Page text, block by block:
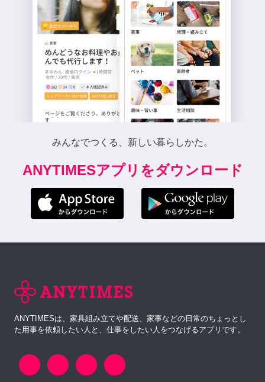
みんなでつくる、新しい暮らしかた。
ANYTIMESアプリをダウンロード
ANYTIMESは、家具組み立てや配送、家事などの日常のちょっとし
た用事を依頼したい人と、仕事をしたい人をつなげるアプリです。